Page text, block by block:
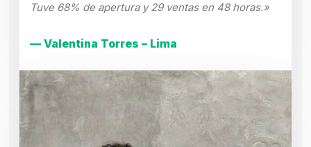
Tuve 68% de apertura y 29 ventas en 48 horas.»
— Valentina Torres – Lima